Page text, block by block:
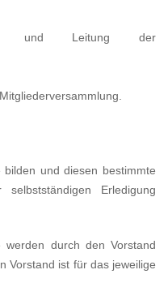
und Leitung der
und diesen bestimmte
Erledigung
durch den Vorstand
Vorstand ist für das jeweilige